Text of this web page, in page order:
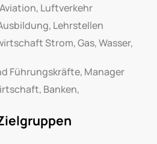
Luftverkehr
Lehrstellen
Strom, Gas, Wasser,
Führungskräfte, Manager
Banken,